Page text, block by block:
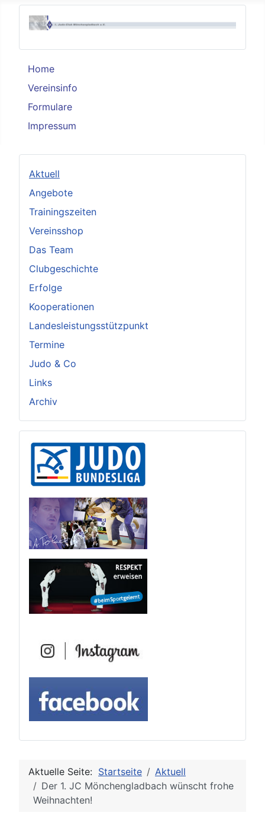
Home
Vereinsinfo
Formulare
Impressum
Aktuell
Angebote
Trainingszeiten
Vereinsshop
Das Team
Clubgeschichte
Erfolge
Kooperationen
Landesleistungsstützpunkt
Termine
Judo & Co
Links
Archiv
Aktuelle Seite: Startseite
Aktuell
Der 1. JC Mönchengladbach wünscht frohe
Weihnachten!